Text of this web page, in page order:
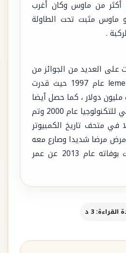
من ماوس وكان أغرب
ماوس مثبت تحت الطاولة
.
على العديد من الجوائز من
أهمها lemeison- mit عام 1997 حيث قدرت
دولار ، كما حصل أيضا
على الوسام الوطني للتكنولوجيا عام 2000 وتم
في متحف تاريخ الكمبيوتر
ولكنه مرض مرضا شديدا وصارع معه
فترة طويلة انتهت بوفاته عام 2013 عن عمر
القراءة: 3 د